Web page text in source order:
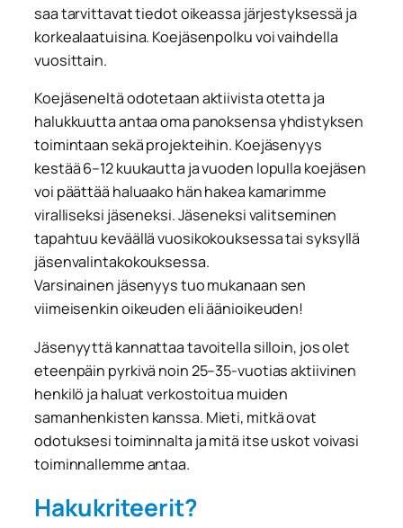
saa tarvittavat tiedot oikeassa järjestyksessä ja
korkealaatuisina. Koejäsenpolku voi vaihdella
vuosittain.
Koejäseneltä odotetaan aktiivista otetta ja
halukkuutta antaa oma panoksensa yhdistyksen
toimintaan sekä projekteihin. Koejäsenyys
kestää 6–12 kuukautta ja vuoden lopulla koejäsen
voi päättää haluaako hän hakea kamarimme
viralliseksi jäseneksi. Jäseneksi valitseminen
tapahtuu keväällä vuosikokouksessa tai syksyllä
jäsenvalintakokouksessa.
Varsinainen jäsenyys tuo mukanaan sen
viimeisenkin oikeuden eli äänioikeuden!
Jäsenyyttä kannattaa tavoitella silloin, jos olet
eteenpäin pyrkivä noin 25–35-vuotias aktiivinen
henkilö ja haluat verkostoitua muiden
samanhenkisten kanssa. Mieti, mitkä ovat
odotuksesi toiminnalta ja mitä itse uskot voivasi
toiminnallemme antaa.
Hakukriteerit?